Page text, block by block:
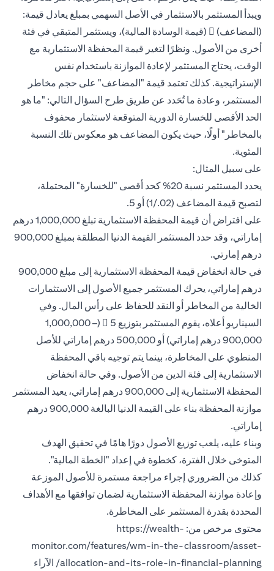
ويبدأ المستثمر بالاستثمار في الأصل السهمي بمبلغ يعادل قيمة:
(المضاعف)  (قيمة الوسادة المالية)، ويستثمر المتبقي في فئة
أخرى من الأصول. ونظرًا لتغير قيمة المحفظة الاستثمارية مع
الوقت، يحتاج المستثمر لإعادة الموازنة باستخدام نفس
الإستراتيجية. كذلك تعتمد قيمة "المضاعف" على حجم مخاطر
المستثمر، وعادة ما تُحَدد عن طريق طرح السؤال التالي: "ما هو
الحد الأقصى للخسارة الدورية المتوقعة لاستثمار محفوف
بالمخاطر" أولًا، حيث يكون المضاعف هو معكوس تلك النسبة
المئوية.
على سبيل المثال:
يحدد المستثمر نسبة 20% كحد أقصى "للخسارة" المحتملة،
لتصبح قيمة المضاعف (02./1) أو 5.
على افتراض أن قيمة المحفظة الاستثمارية تبلغ 1,000,000 درهم
إماراتي، وقد حدد المستثمر القيمة الدنيا المطلقة بمبلغ 900,000
درهم إمارتي.
في حالة انخفاض قيمة المحفظة الاستثمارية إلى مبلغ 900,000
درهم إماراتي، يحرك المستثمر جميع الأصول إلى الاستثمارات
الخالية من المخاطر أو النقد للحفاظ على رأس المال. وفي
السيناريو أعلاه، يقوم المستثمر بتوزيع 5  (1,000,000 –
900,000 درهم إماراتي) أو 500,000 درهم إماراتي للأصل
المنطوي على المخاطرة، بينما يتم توجيه باقي المحفظة
الاستثمارية إلى فئة الدين من الأصول. وفي حالة انخفاض
المحفظة الاستثمارية إلى 900,000 درهم إماراتي، يعيد المستثمر
موازنة المحفظة بناء على القيمة الدنيا البالغة 900,000 درهم
إماراتي.
وبناء عليه، يلعب توزيع الأصول دورًا هامًا في تحقيق الهدف
المتوخى خلال الفترة، كخطوة في إعداد "الخطة المالية".
كذلك من الضروري إجراء مراجعة مستمرة للأصول الموزعة
وإعادة موازنة المحفظة الاستثمارية لضمان توافقها مع الأهداف
المحددة بقدرة المستثمر على المخاطرة.
محتوى مرخص من: https://wealth-
monitor.com/features/wm-in-the-classroom/asset-
allocation-and-its-role-in-financial-planning/ الآراء